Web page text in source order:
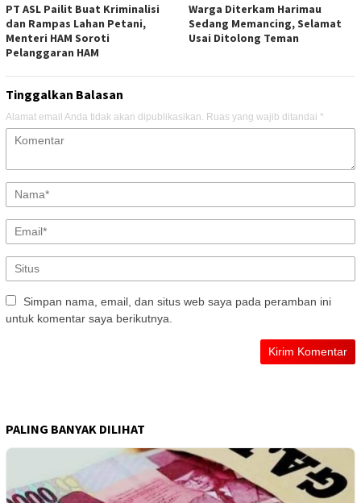
PT ASL Pailit Buat Kriminalisi
dan Rampas Lahan Petani,
Menteri HAM Soroti
Pelanggaran HAM
Warga Diterkam Harimau
Sedang Memancing, Selamat
Usai Ditolong Teman
Tinggalkan Balasan
Alamat email Anda tidak akan dipublikasikan. Ruas yang wajib ditandai *
Simpan nama, email, dan situs web saya pada peramban ini
untuk komentar saya berikutnya.
PALING BANYAK DILIHAT